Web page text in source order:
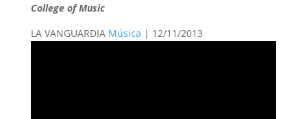
College of Music
LA VANGUARDIA Música | 12/11/2013